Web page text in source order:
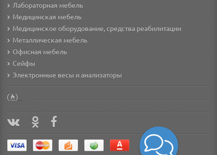
Лабораторная мебель
Медицинская мебель
Медицинское оборудование, средства реабилитации
Металлическая мебель
Офисная мебель
Сейфы
Электронные весы и анализаторы